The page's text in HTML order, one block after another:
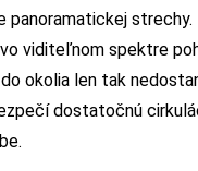
panoramatickej strechy.
viditeľnom spektre
okolia len tak
dostatočnú